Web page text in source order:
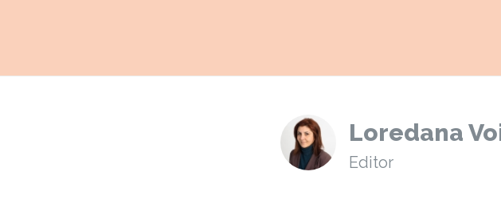
Loredana
Editor